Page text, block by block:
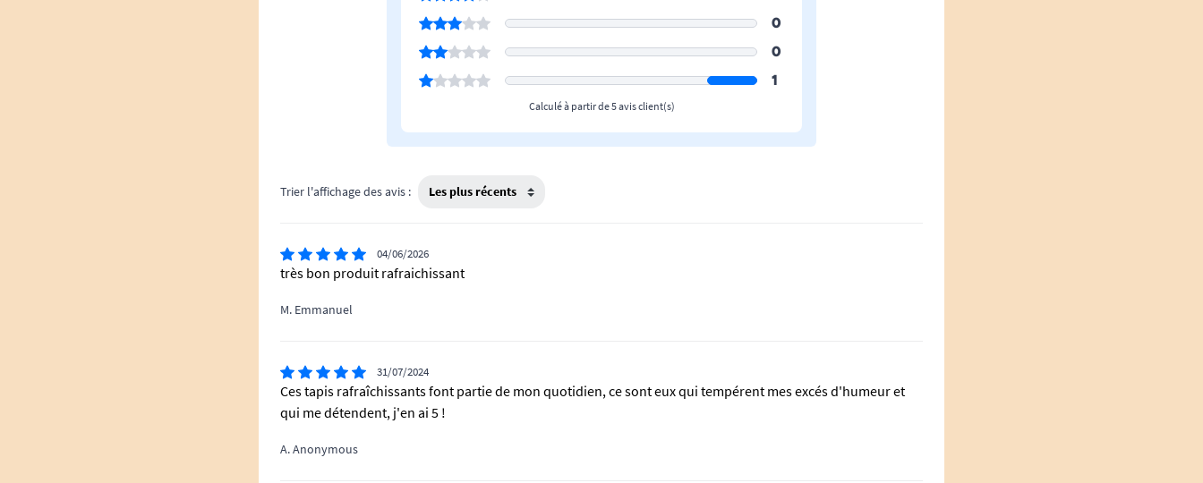
0
0
1
Calculé à partir de 5 avis client(s)
Trier l'affichage des avis :
04/06/2026
très bon produit rafraichissant
M. Emmanuel
31/07/2024
Ces tapis rafraîchissants font partie de mon quotidien, ce sont eux qui tempérent mes excés d'humeur et
qui me détendent, j'en ai 5 !
A. Anonymous